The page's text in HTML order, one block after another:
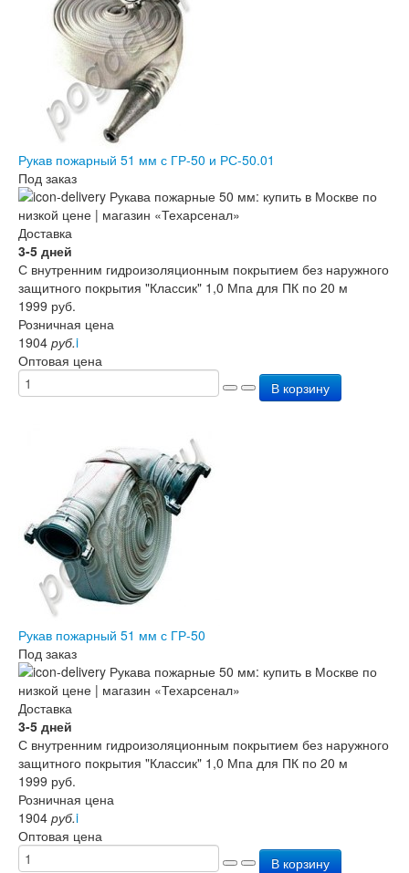
Рукав пожарный 51 мм с ГР-50 и РС-50.01
Под заказ
Доставка
3-5 дней
С внутренним гидроизоляционным покрытием без наружного
защитного покрытия "Классик" 1,0 Мпа для ПК по 20 м
1999 руб.
Розничная цена
1904 руб.i
Оптовая цена
В корзину
Рукав пожарный 51 мм с ГР-50
Под заказ
Доставка
3-5 дней
С внутренним гидроизоляционным покрытием без наружного
защитного покрытия "Классик" 1,0 Мпа для ПК по 20 м
1999 руб.
Розничная цена
1904 руб.i
Оптовая цена
В корзину